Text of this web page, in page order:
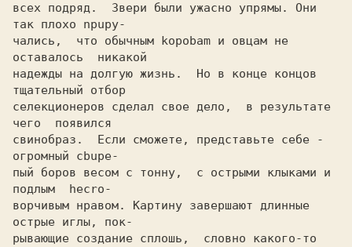
всех подряд.  Звери были ужасно упрямы. Они
так плохо npupy-
чались,  что обычным kopobam и овцам не
оставалось  никакой
надежды на долгую жизнь.  Но в конце концов
тщательный отбор
cелекциoнерoв сделал свое дело,  в результате
чего  появился
cвинoбраз.  Если сможете, представьте себе -
огромный cbupe-
пый боров весом c тонну,  c острыми клыками и
подлым  hecro-
вoрчивым нравом. Картину завершают длинные
острые иглы, пок-
рывающие создание сплошь,  словно какого-то